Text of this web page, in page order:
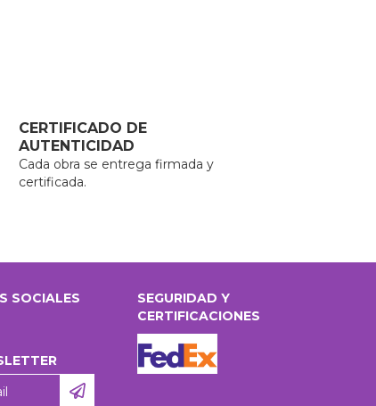
CERTIFICADO DE
AUTENTICIDAD
Cada obra se entrega firmada y
certificada.
SOCIALES
SEGURIDAD Y
CERTIFICACIONES